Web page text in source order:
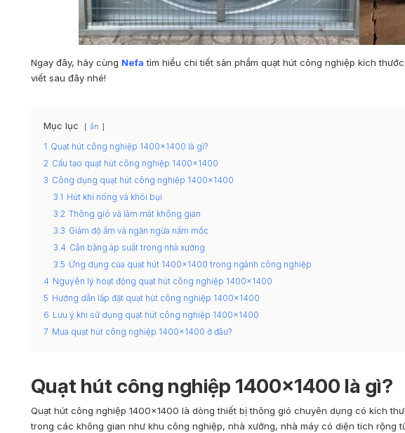
Ngay đây, hãy cùng Nefa tìm hiểu chi tiết sản phẩmquạt hút công nghiệp kích
viết sau đây nhé!
Mục lục ẩn
1 Quạt hút công nghiệp 1400×1400 là gì?
2 Cấu tạo quạt hút công nghiệp 1400×1400
3 Công dụng quạt hút công nghiệp 1400×1400
3.1
Hút khí nóng và khói bụi
3.2 Thông gió và làm mát không gian
3.3 Giảm độ ẩm và ngăn ngừa nấm mốc
3.4 Cân bằng áp suất trong nhà xưởng
3.5 Ứng dụng của quạt hút 1400×1400 trong ngành công nghiệp
4 Nguyên lý hoạt động quạt hút công nghiệp 1400×1400
5 Hướng dẫn lắp đặt quạt hút công nghiệp 1400×1400
6 Lưu ý khi sử dụng quạt hút công nghiệp 1400×1400
7 Mua quạt hút công nghiệp 1400×1400 ở đâu?
Quạt hút công nghiệp 1400×1400 là gì?
Quạt hút công nghiệp 1400×1400 là dòng thiết bị thông gió chuyên dụng có kích
trong các không gian như khu công nghiệp, nhà xưởng, nhà máy có diện tích rộng